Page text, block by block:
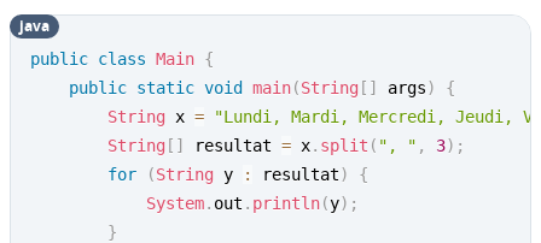
public class Main {
public static void main(String [ ] args)
{
String x =
"Lundi, Mardi, Mercredi, Jeudi,
String [ ] resultat = x. split ( ", " , 3) ;
for
(String y : resultat)
{
System. out . println(y) ;
}
java